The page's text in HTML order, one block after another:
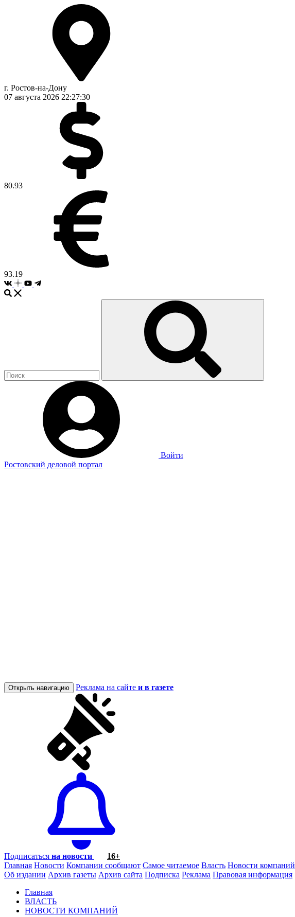
г. Ростов-на-Дону
07 августа 2026 22:27:31
80.93
93.19
Войти
Ростовский деловой портал
Открыть навигацию Реклама на сайте и в газете
Подписаться на новости
16+
Главная Новости Компании сообщают Самое читаемое Власть Новости компаний
Об издании Архив газеты Архив сайта Подписка Реклама Правовая информация
Главная
ВЛАСТЬ
НОВОСТИ КОМПАНИЙ